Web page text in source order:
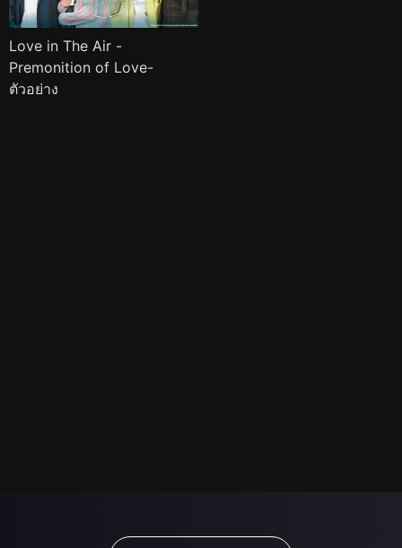
Love in The Air -
Premonition of Love-
ตัวอย่าง